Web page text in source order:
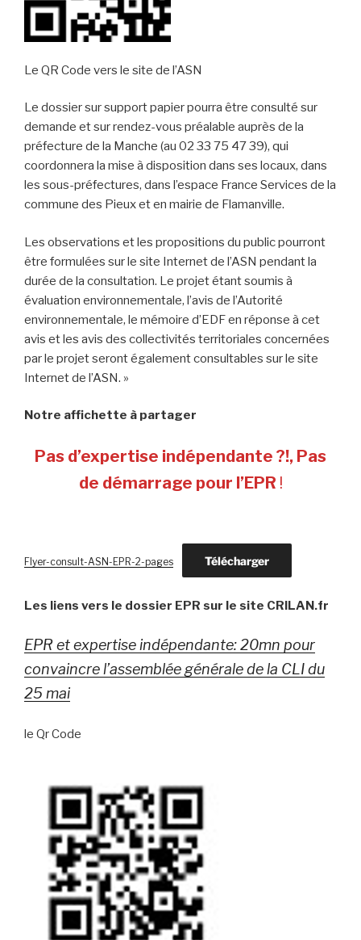
Le QR Code vers le site de l’ASN
Le dossier sur support papier pourra être consulté sur
demande et sur rendez-vous préalable auprès de la
préfecture de la Manche (au 02 33 75 47 39), qui
coordonnera la mise à disposition dans ses locaux, dans
les sous-préfectures, dans l’espace France Services de la
commune des Pieux et en mairie de Flamanville.
Les observations et les propositions du public pourront
être formulées sur le site Internet de l’ASN pendant la
durée de la consultation. Le projet étant soumis à
évaluation environnementale, l’avis de l’Autorité
environnementale, le mémoire d’EDF en réponse à cet
avis et les avis des collectivités territoriales concernées
par le projet seront également consultables sur le site
Internet de l’ASN. »
Notre affichette à partager
Pas d’expertise indépendante ?!, Pas
de démarrage pour l’EPR !
Flyer-consult-ASN-EPR-2-pages Télécharger
Les liens vers le dossier EPR sur le site CRILAN.fr
EPR et expertise indépendante: 20mn pour
convaincre l’assemblée générale de la CLI du
25 mai
le Qr Code